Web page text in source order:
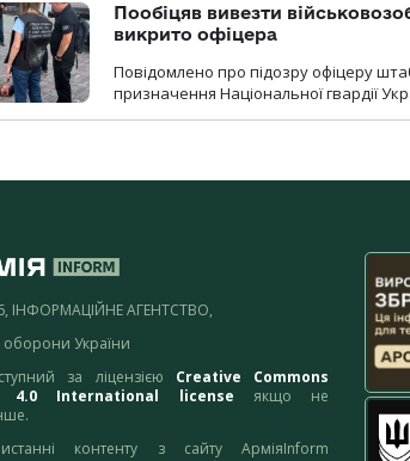
Пообіцяв вивезти
викрито офіцера
Повідомлено про підозру офіцеру
призначення Національної гвардії
ІНФОРМАЦІЙНЕ АГЕНТСТВО,
оборони України
за ліцензією Creative Commons
4.0 International license якщо не
контенту з сайту АрміяInform